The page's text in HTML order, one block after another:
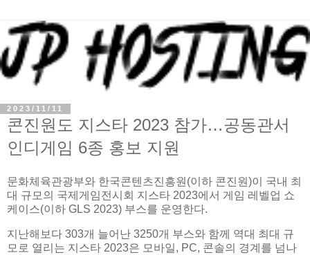
2023/11/11
콘진원도 지스타 2023 참가…공동관서
인디게임 6종 홍보 지원
문화체육관광부와 한국콘텐츠진흥원(이하 콘진원)이 국내 최
대 규모의 국제게임전시회 지스타 2023에서 게임 레벨업 쇼
케이스(이하 GLS 2023) 부스를 운영한다.
지난해보다 303개 늘어난 3250개 부스와 함께 역대 최대 규
모로 열리는 지스타 2023은 모바일, PC, 콘솔의 경계를 넘나